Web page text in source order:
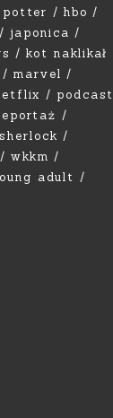
hbo
japonica
kot naklikał
marvel
podcast
sherlock
wkkm
adult